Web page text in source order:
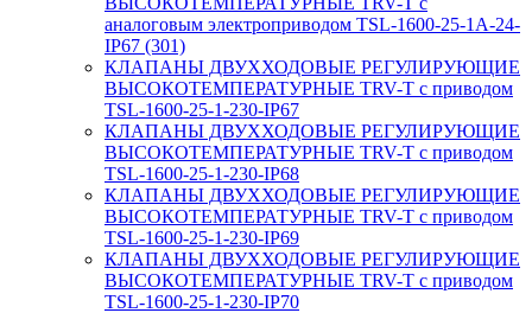
аналоговым электроприводом TSL-1600-25-1А-24-
IP67 (301)
КЛАПАНЫ ДВУХХОДОВЫЕ РЕГУЛИРУЮЩИЕ
ВЫСОКОТЕМПЕРАТУРНЫЕ TRV-T с приводом
TSL-1600-25-1-230-IP67
КЛАПАНЫ ДВУХХОДОВЫЕ РЕГУЛИРУЮЩИЕ
ВЫСОКОТЕМПЕРАТУРНЫЕ TRV-T с приводом
TSL-1600-25-1-230-IP68
КЛАПАНЫ ДВУХХОДОВЫЕ РЕГУЛИРУЮЩИЕ
ВЫСОКОТЕМПЕРАТУРНЫЕ TRV-T с приводом
TSL-1600-25-1-230-IP69
КЛАПАНЫ ДВУХХОДОВЫЕ РЕГУЛИРУЮЩИЕ
ВЫСОКОТЕМПЕРАТУРНЫЕ TRV-T с приводом
TSL-1600-25-1-230-IP70